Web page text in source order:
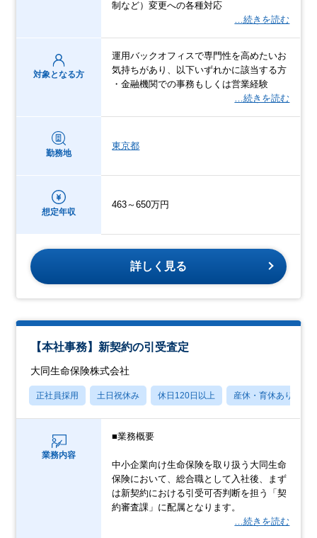
制など）変更への各種対応
…続きを読む
対象となる方
運用バックオフィスで専門性を高めたいお
気持ちがあり、以下いずれかに該当する方
・金融機関での事務もしくは営業経験
…続きを読む
勤務地
東京都
想定年収
463～650万円
詳しく見る
【本社事務】新契約の引受査定
大同生命保険株式会社
正社員採用 土日祝休み 休日120日以上 産休・育休あり
業務内容
■業務概要
中小企業向け生命保険を取り扱う大同生命
保険において、総合職として入社後、まず
は新契約における引受可否判断を担う「契
約審査課」に配属となります。
…続きを読む